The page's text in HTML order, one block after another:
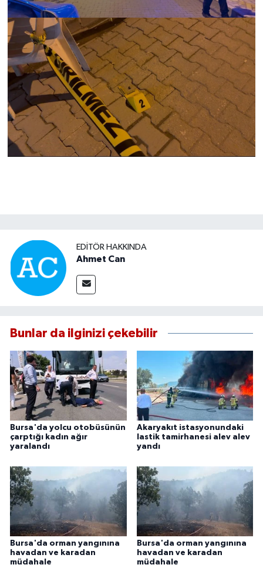
EDITÖR HAKKINDA
Ahmet Can
Bunlar da ilginizi çekebilir
Bursa'da yolcu otobüsünün
çarptığı kadın ağır
yaralandı
Akaryakıt istasyonundaki
lastik tamirhanesi alev alev
yandı
Bursa'da orman yangınına
havadan ve karadan
müdahale
Bursa'da orman yangınına
havadan ve karadan
müdahale